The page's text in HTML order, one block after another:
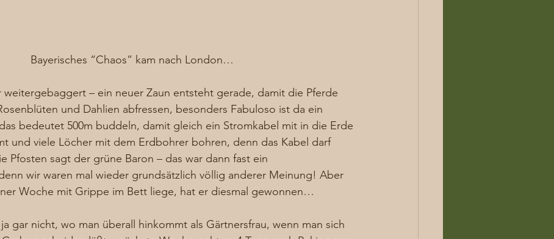
Bayerisches “Chaos” kam nach London…
weitergebaggert – ein neuer Zaun entsteht gerade, damit die Pferde
und Dahlien abfressen, besonders Fabuloso ist da ein
bedeutet 500m buddeln, damit gleich ein Stromkabel mit in die Erde
und viele Löcher mit dem Erdbohrer bohren, denn das Kabel darf
Pfosten sagt der grüne Baron – das war dann fast ein
wir waren mal wieder grundsätzlich völlig anderer Meinung! Aber
Woche mit Grippe im Bett liege, hat er diesmal gewonnen…
gar nicht, wo man überall hinkommt als Gärtnersfrau, wenn man sich